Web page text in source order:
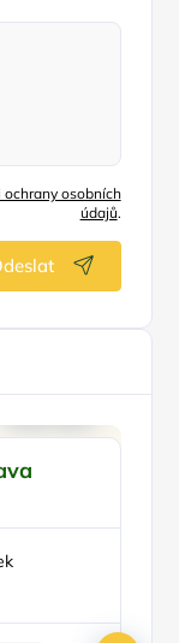
ochrany osobních
údajů.